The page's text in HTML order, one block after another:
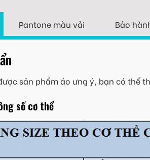
Pantone màu vải Bảo
sản phẩm áo ưng ý, bạn có thể
số cơ thể